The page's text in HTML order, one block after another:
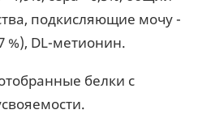
подкисляющие мочу -
%), DL-метионин.
белки с